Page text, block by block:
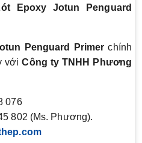
Epoxy Jotun Penguard
Penguard Primer chính
vớiCông ty TNHH Phương
076
802 (Ms. Phương).